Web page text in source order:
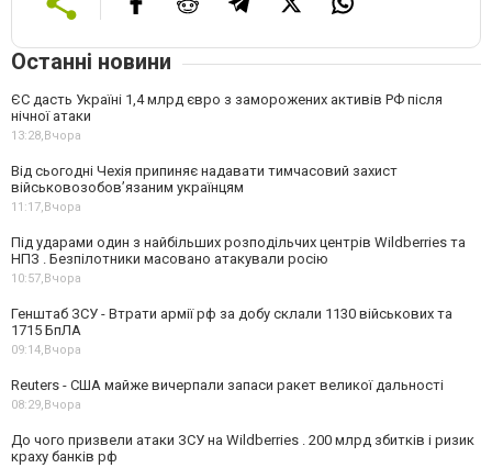
Останні новини
ЄС дасть Україні 1,4 млрд євро з заморожених активів РФ після
нічної атаки
13:28, Вчора
Від сьогодні Чехія припиняє надавати тимчасовий захист
військовозобов’язаним українцям
11:17, Вчора
Під ударами один з найбільших розподільчих центрів Wildberries та
НПЗ . Безпілотники масовано атакували росію
10:57, Вчора
Генштаб ЗСУ - Втрати армії рф за добу склали 1130 військових та
1715 БпЛА
09:14, Вчора
Reuters - США майже вичерпали запаси ракет великої дальності
08:29, Вчора
До чого призвели атаки ЗСУ на Wildberries . 200 млрд збитків і ризик
краху банків рф